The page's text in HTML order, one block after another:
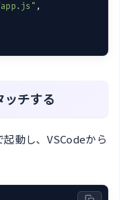
app.js" ,
チする
動し、VSCodeから